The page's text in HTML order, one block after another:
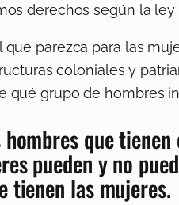
derechos según la
que parezca para las
coloniales y
qué grupo de hombres
que
pueden y no
tienen las mujeres.